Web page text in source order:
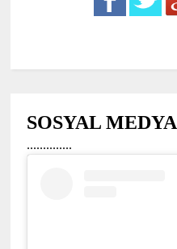
SOSYAL MEDYA
..............